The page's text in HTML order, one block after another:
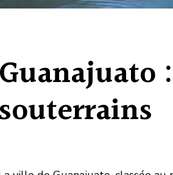
Guanajuato
souterrains